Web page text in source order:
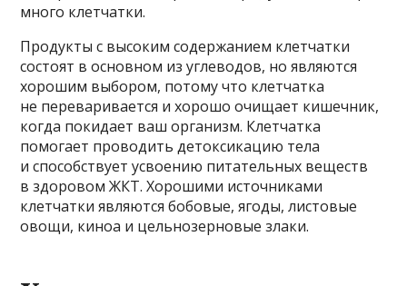
много клетчатки.
Продукты с высоким содержанием клетчатки
состоят в основном из углеводов, но являются
хорошим выбором, потому что клетчатка
не переваривается и хорошо очищает кишечник,
когда покидает ваш организм. Клетчатка
помогает проводить детоксикацию тела
и способствует усвоению питательных веществ
в здоровом ЖКТ. Хорошими источниками
клетчатки являются бобовые, ягоды, листовые
овощи, киноа и цельнозерновые злаки.